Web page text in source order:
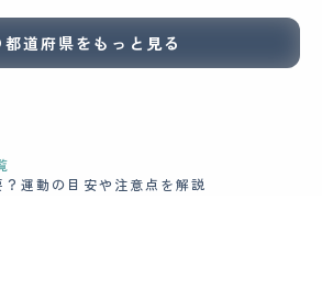
都道府県をもっと見る
運動の目安や注意点を解説